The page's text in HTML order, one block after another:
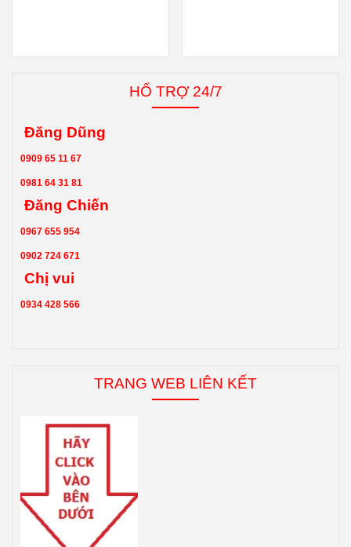
HỔ TRỢ 24/7
Đăng Dũng
0909 65 11 67
0981 64 31 81
Đăng Chiến
0967 655 954
0902 724 671
Chị vui
0934 428 566
TRANG WEB LIÊN KẾT